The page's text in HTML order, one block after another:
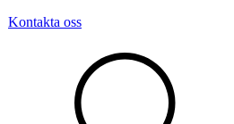
Kontakta oss